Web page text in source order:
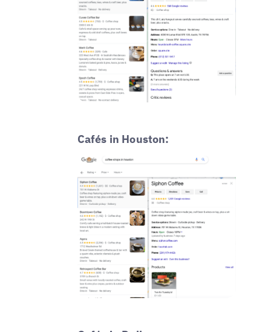
Cafés in Houston: